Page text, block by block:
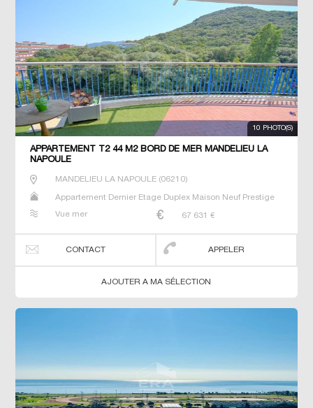
10 PHOTO(S)
APPARTEMENT T2 44 M2 BORD DE MER MANDELIEU LA
NAPOULE
MANDELIEU LA NAPOULE(06210)
Appartement Dernier Etage Duplex Maison Neuf Prestige
Vue mer
67 631 €
CONTACT APPELER
AJOUTER A MA SÉLECTION